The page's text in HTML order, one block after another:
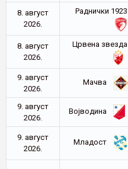
8. август
2026.
Раднички 1923
8. август
2026.
Црвена звезда
9. август
2026.
Мачва
9. август
2026.
Војводина
9. август
2026.
Младост